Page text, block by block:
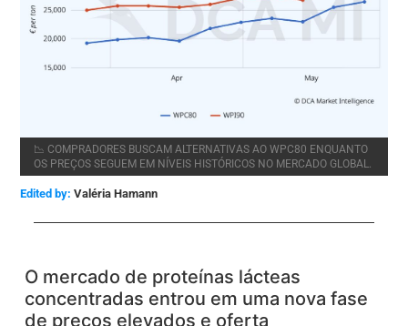
📉 COMPRADORES BUSCAM ALTERNATIVAS AO WPC80 ENQUANTO
OS PREÇOS SEGUEM EM NÍVEIS HISTÓRICOS NO MERCADO GLOBAL.
Edited by: Valéria Hamann
O mercado de proteínas lácteas
concentradas entrou em uma nova fase
de preços elevados e oferta